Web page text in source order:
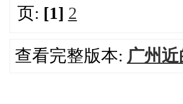
页: [1] 2
查看完整版本: 广州